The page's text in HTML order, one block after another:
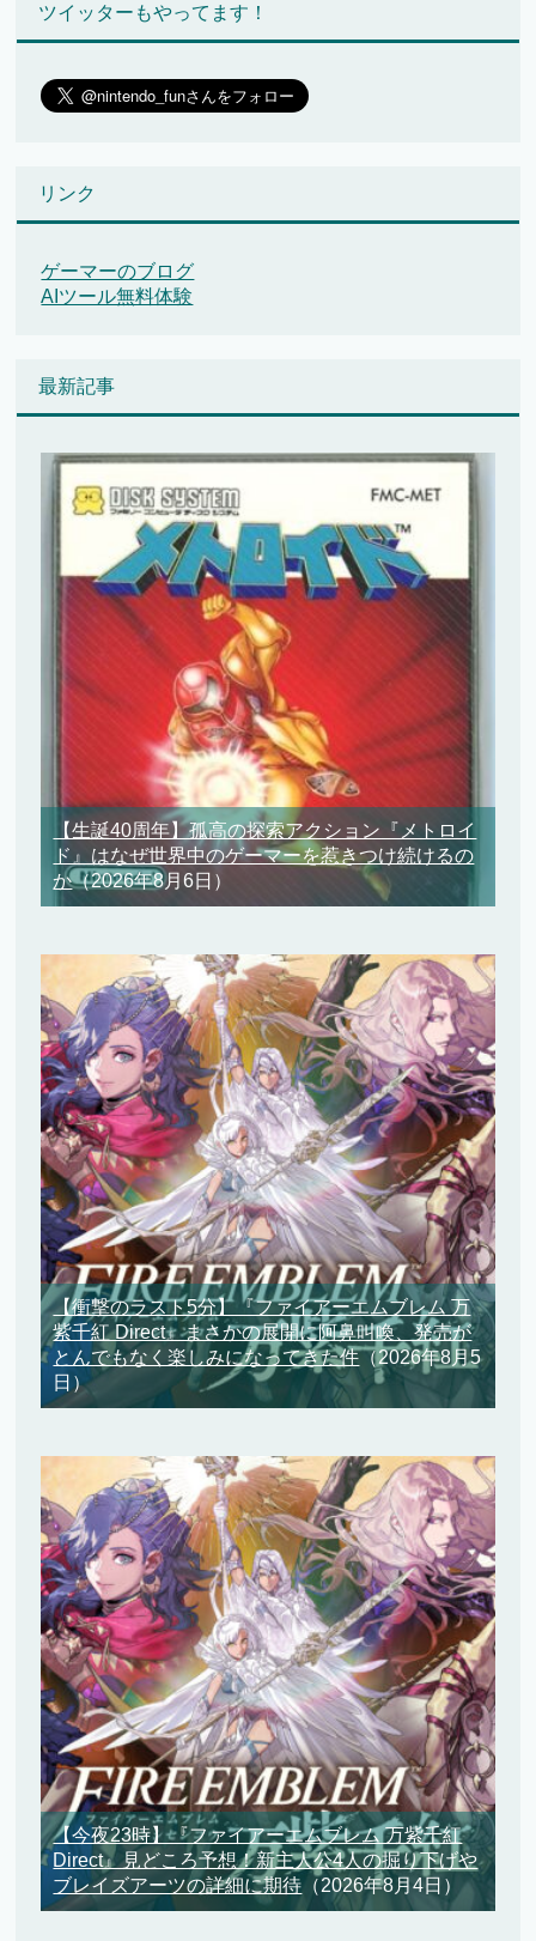
ツイッターもやってます！
リンク
ゲーマーのブログ
AIツール無料体験
最新記事
【生誕40周年】孤高の探索アクション『メトロイ
ド』はなぜ世界中のゲーマーを惹きつけ続けるの
か（2026年8月6日）
【衝撃のラスト5分】『ファイアーエムブレム 万
紫千紅 Direct』まさかの展開に阿鼻叫喚、発売が
とんでもなく楽しみになってきた件（2026年8月5
日）
【今夜23時】『ファイアーエムブレム 万紫千紅
Direct』見どころ予想！新主人公4人の掘り下げや
ブレイズアーツの詳細に期待 （2026年8月4日）